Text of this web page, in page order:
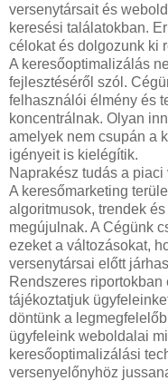
versenytársait és
keresési találatokban.
célokat és dolgozunk ki
A keresőoptimalizálás
fejlesztéséről szól.
felhasználói élmény és
koncentrálnak. Olyan
amelyek nem csupán a
igényeit is kielégítik.
Naprakész tudás a piaci
A keresőmarketing
algoritmusok, trendek
megújulnak. A Cégünk
ezeket a változásokat,
versenytársai előtt
Rendszeres
tájékoztatjuk
döntünk a
ügyfeleink weboldalai
keresőoptimalizálási
versenyelőnyhöz